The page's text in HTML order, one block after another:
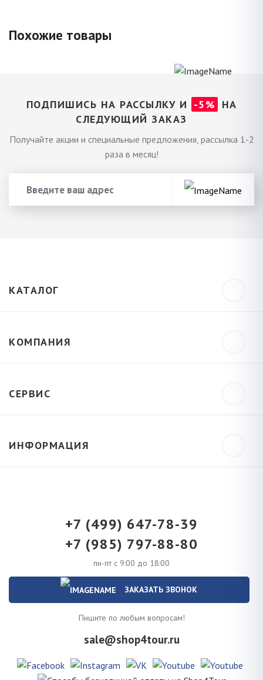
Похожие товары
ПОДПИШИСЬ НА РАССЫЛКУ И -5%
НА
СЛЕДУЮЩИЙ ЗАКАЗ
Получайте акции и специальные предложения, рассылка 1-2
раза в месяц!
КАТАЛОГ
КОМПАНИЯ
СЕРВИС
ИНФОРМАЦИЯ
+7 (499) 647-78-39
+7 (985) 797-88-80
пн-пт с 9:00 до 18:00
ЗАКАЗАТЬ ЗВОНОК
Пишите по любым вопросам!
sale@shop4tour.ru